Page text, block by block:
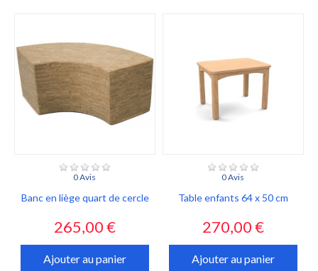
0 Avis
Banc en liège quart de cercle
Prix
265,00 €
Ajouter au panier
0 Avis
Table enfants 64 x 50 cm
Prix
270,00 €
Ajouter au panier